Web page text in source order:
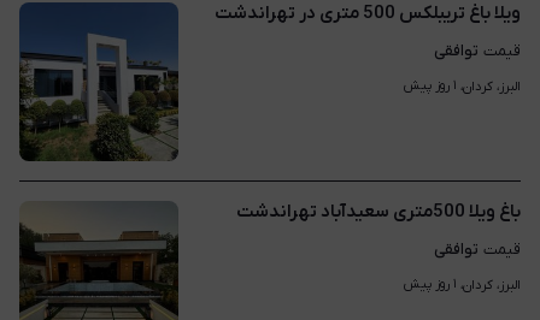
ویلا باغ تریبلکس 500 متری در تهراندشت
قیمت توافقی
البرز، کردان، ۱ روز پیش
باغ ویلا 500متری سعیدآباد تهراندشت
قیمت توافقی
البرز، کردان، ۱ روز پیش